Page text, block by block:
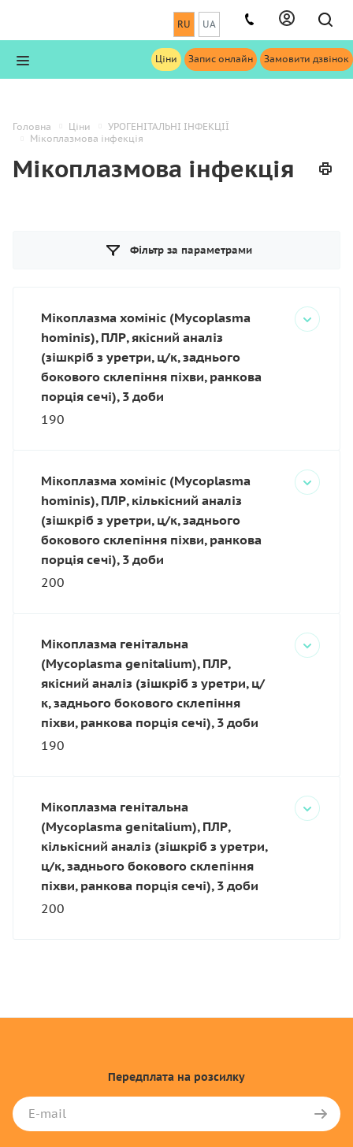
RU UA
Ціни Запис онлайн Замовити дзвінок
Головна Ціни
УРОГЕНІТАЛЬНІ ІНФЕКЦІЇ
Мікоплазмова інфекція
Мікоплазмова інфекція
Фільтр за параметрами
Мікоплазма хомініс (Mycoplasma
hominis), ПЛР, якісний аналіз
(зішкріб з уретри, ц/к, заднього
бокового склепіння піхви, ранкова
порція сечі), 3 доби
190
Мікоплазма хомініс (Mycoplasma
hominis), ПЛР, кількісний аналіз
(зішкріб з уретри, ц/к, заднього
бокового склепіння піхви, ранкова
порція сечі), 3 доби
200
Мікоплазма генітальна
(Mycoplasma genitalium), ПЛР,
якісний аналіз (зішкріб з уретри, ц/
к, заднього бокового склепіння
піхви, ранкова порція сечі), 3 доби
190
Мікоплазма генітальна
(Mycoplasma genitalium), ПЛР,
кількісний аналіз (зішкріб з уретри,
ц/к, заднього бокового склепіння
піхви, ранкова порція сечі), 3 доби
200
Передплата на розсилку